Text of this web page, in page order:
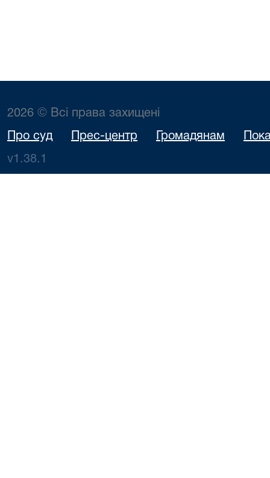
2026 © Всі права захищені
Про суд Прес-центр Громадянам
v1.38.1